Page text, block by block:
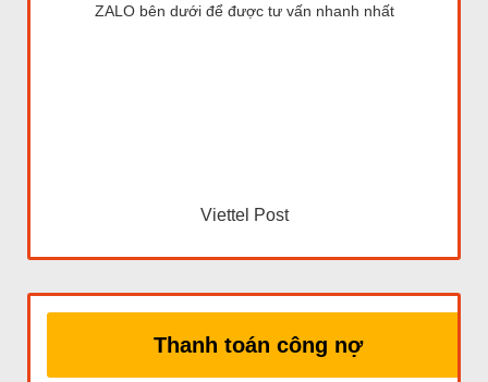
ZALO bên dưới để được tư vấn nhanh nhất
Viettel Post
Thanh toán công nợ